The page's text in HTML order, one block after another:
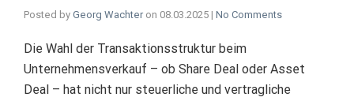
Posted by Georg Wachter on 08.03.2025 | No Comments
Die Wahl der Transaktionsstruktur beim
Unternehmensverkauf – ob Share Deal oder Asset
Deal – hat nicht nur steuerliche und vertragliche